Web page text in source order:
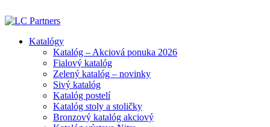
Katalógy
Katalóg – Akciová ponuka 2026
Fialový katalóg
Zelený katalóg – novinky
Sivý katalóg
Katalóg postelí
Katalóg stoly a stoličky
Bronzový katalóg akciový